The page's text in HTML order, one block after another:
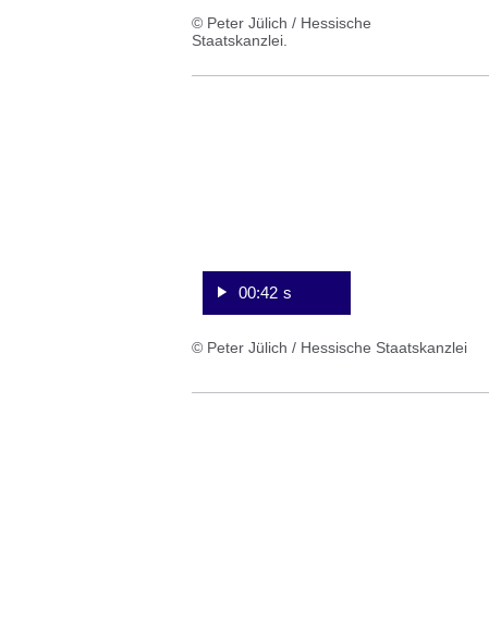
© Peter Jülich / Hessische
Staatskanzlei.
00:42 s
© Peter Jülich / Hessische Staatskanzlei